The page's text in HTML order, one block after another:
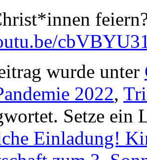
wurde unter
2022,
Setze ein
Einladung!